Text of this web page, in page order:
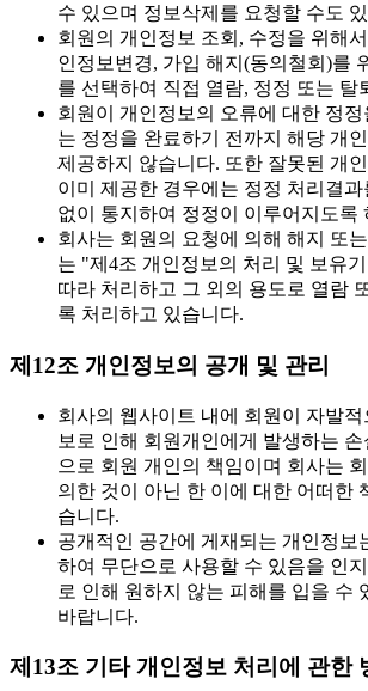
수 있으며 정보삭제를 요청할 수도
회원의 개인정보 조회, 수정을 위해
인정보변경, 가입 해지(동의철회)를
를 선택하여 직접 열람, 정정 또는 탈
회원이 개인정보의 오류에 대한 정정
는 정정을 완료하기 전까지 해당 개
제공하지 않습니다. 또한 잘못된 개
이미 제공한 경우에는 정정 처리결과
없이 통지하여 정정이 이루어지도록
회사는 회원의 요청에 의해 해지 또
는 "제4조 개인정보의 처리 및 보유
따라 처리하고 그 외의 용도로 열람
록 처리하고 있습니다.
제12조 개인정보의 공개 및 관리
회사의 웹사이트 내에 회원이 자발
보로 인해 회원개인에게 발생하는
으로 회원 개인의 책임이며 회사는
의한 것이 아닌 한 이에 대한 어떠한
습니다.
공개적인 공간에 게재되는 개인정보
하여 무단으로 사용할 수 있음을 인
로 인해 원하지 않는 피해를 입을 수
바랍니다.
제13조 기타 개인정보 처리에 관한